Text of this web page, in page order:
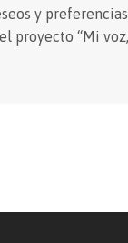
y
proyecto “Mi